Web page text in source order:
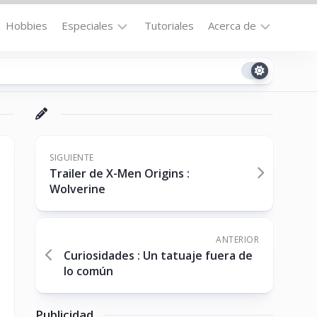
Hobbies Especiales
la
Destacados
Downloads
No-
Tutoriales Acerca de
Contacto
(US)
SIGUIENTE
Trailer de X-Men Origins :
Wolverine
ANTERIOR
Curiosidades : Un tatuaje fuera de
lo común